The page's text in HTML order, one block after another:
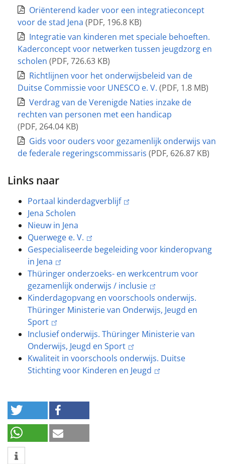
Oriënterend kader voor een integratieconcept
voor de stad Jena (PDF, 196.8 KB)
Integratie van kinderen met speciale behoeften.
Kaderconcept voor netwerken tussen jeugdzorg en
scholen (PDF, 726.63 KB)
Richtlijnen voor het onderwijsbeleid van de
Duitse Commissie voor UNESCO e. V. (PDF, 1.8 MB)
Verdrag van de Verenigde Naties inzake de
rechten van personen met een handicap
(PDF, 264.04 KB)
Gids voor ouders voor gezamenlijk onderwijs van
de federale regeringscommissaris (PDF, 626.87 KB)
Links naar
Portaal kinderdagverblijf
Jena Scholen
Nieuw in Jena
Querwege e. V.
Gespecialiseerde begeleiding voor kinderopvang
in Jena
Thüringer onderzoeks- en werkcentrum voor
gezamenlijk onderwijs / inclusie
Kinderdagopvang en voorschools onderwijs.
Thüringer Ministerie van Onderwijs, Jeugd en
Sport
Inclusief onderwijs. Thüringer Ministerie van
Onderwijs, Jeugd en Sport
Kwaliteit in voorschools onderwijs. Duitse
Stichting voor Kinderen en Jeugd